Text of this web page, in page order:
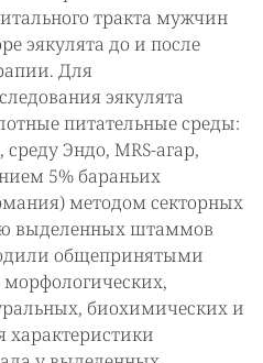
тракта мужчин
эякулята до и после
Для
эякулята
питательные среды:
Эндо, MRS-агар,
5% бараньих
методом секторных
выделенных штаммов
общепринятыми
биохимических и
характеристики